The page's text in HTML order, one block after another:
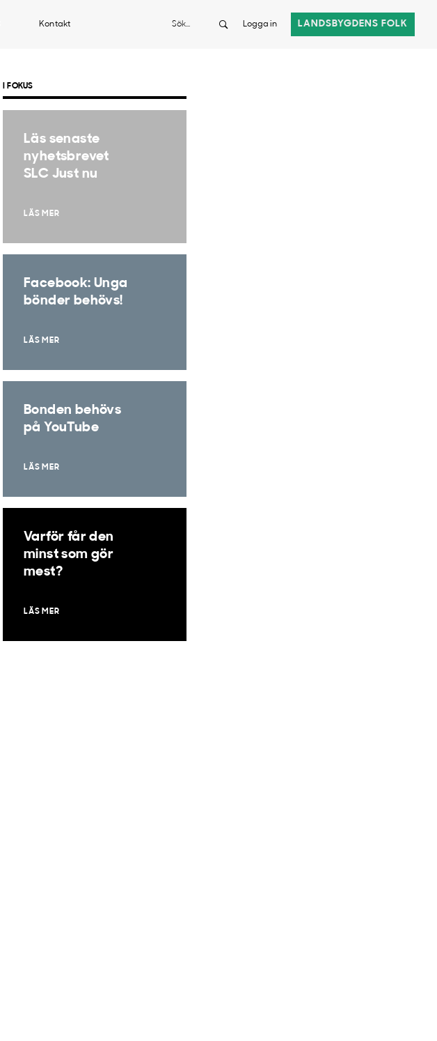
Kontakt Sök Logga in LANDSBYGDENS FOLK
I FOKUS
Läs senaste
nyhetsbrevet
SLC Just nu
LÄS MER
Facebook: Unga
bönder behövs!
LÄS MER
Bonden behövs
på YouTube
LÄS MER
Varför får den
minst som gör
mest?
LÄS MER